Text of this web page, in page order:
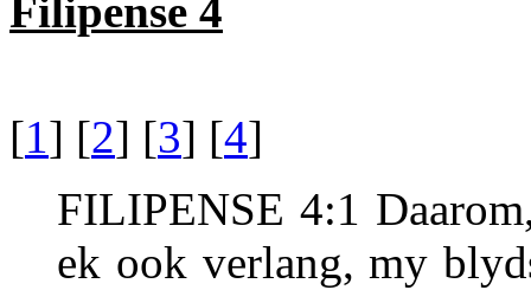
Filipense 4
[1] [2] [3] [4]
FILIPENSE 4:1
ek ook verlang, my